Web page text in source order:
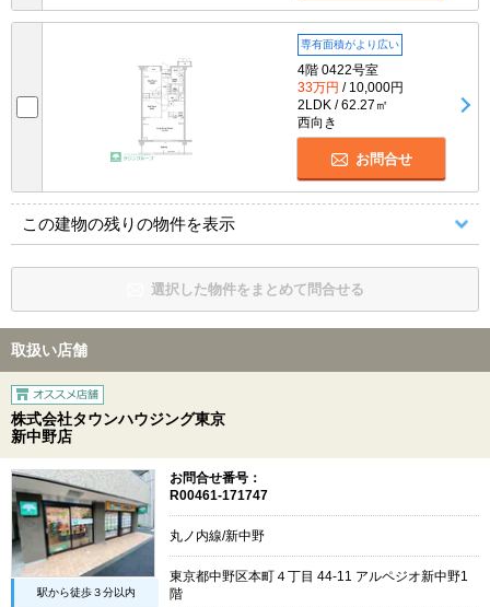
専有面積がより広い
4階 0422号室
33万円 / 10,000円
2LDK / 62.27㎡
西向き
お問合せ
この建物の残りの物件を表示
選択した物件をまとめて問合せる
取扱い店舗
株式会社タウンハウジング東京
新中野店
駅から徒歩３分以内
お問合せ番号：
R00461-171747
丸ノ内線/新中野
東京都中野区本町４丁目 44-11 アルペジオ新中野1
階